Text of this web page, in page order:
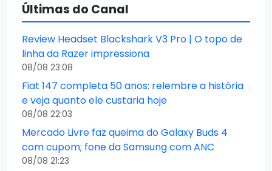
Últimas do Canal
Review Headset Blackshark V3 Pro | O topo de
linha da Razer impressiona
08/08 23:08
Fiat 147 completa 50 anos: relembre a história
e veja quanto ele custaria hoje
08/08 22:03
Mercado Livre faz queima do Galaxy Buds 4
com cupom; fone da Samsung com ANC
08/08 21:23